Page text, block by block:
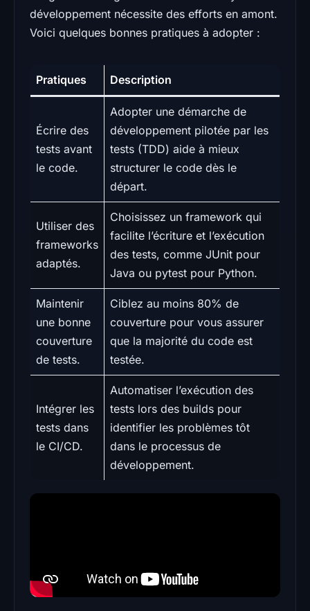
développement nécessite des efforts en amont.
Voici quelques bonnes pratiques à adopter :
Pratiques Description
Écrire des
tests avant
le code.
Adopter une démarche de
développement pilotée par les
tests (TDD) aide à mieux
structurer le code dès le
départ.
Utiliser des
frameworks
adaptés.
Choisissez un framework qui
facilite l’écriture et l’exécution
des tests, comme JUnit pour
Java ou pytest pour Python.
Maintenir
une bonne
couverture
de tests.
Ciblez au moins 80% de
couverture pour vous assurer
que la majorité du code est
testée.
Intégrer les
tests dans
le CI/CD.
Automatiser l’exécution des
tests lors des builds pour
identifier les problèmes tôt
dans le processus de
développement.